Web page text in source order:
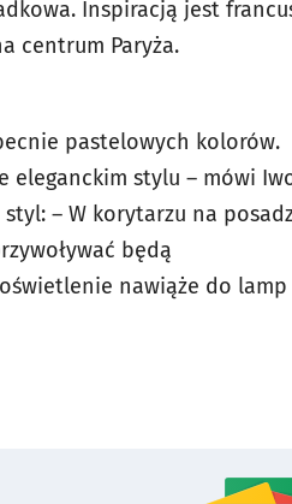
Inspiracją jest
centrum Paryża.
pastelowych kolorów.
eleganckim stylu – mówi
– W korytarzu na
będą
nawiąże do lamp